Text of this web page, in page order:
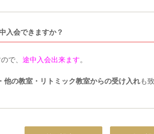
入会できますか？
で、 途中入会出来ます。
他の教室・リトミック教室からの受け入れも